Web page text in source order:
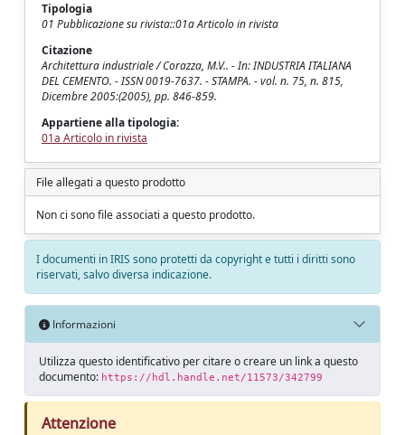
Tipologia
01 Pubblicazione su rivista::01a Articolo in rivista
Citazione
Architettura industriale / Corazza, M.V.. - In: INDUSTRIA ITALIANA
DEL CEMENTO. - ISSN 0019-7637. - STAMPA. - vol. n. 75, n. 815,
Dicembre 2005:(2005), pp. 846-859.
Appartiene alla tipologia:
01a Articolo in rivista
File allegati a questo prodotto
Non ci sono file associati a questo prodotto.
I documenti in IRIS sono protetti da copyright e tutti i diritti sono
riservati, salvo diversa indicazione.
Informazioni
Utilizza questo identificativo per citare o creare un link a questo
documento: https://hdl.handle.net/11573/342799
Attenzione